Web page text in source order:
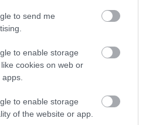
to send me
to enable storage
cookies on web or
to enable storage
of the website or app.
a fogyasztóvédelem a
a Wizz Air Hungary Zrt.
hatósághoz
száma, amelyek közül több eset a